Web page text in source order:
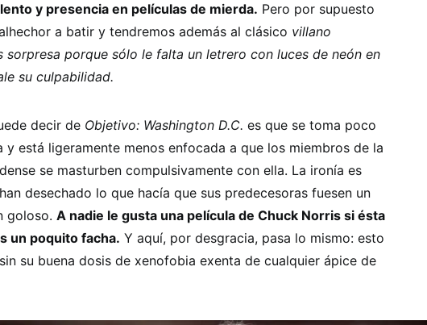
y presencia en películas de mierda. Pero por supuesto
a batir y tendremos además al clásico villano
sorpresa porque sólo le falta un letrero con luces de neón en
su culpabilidad.
decir de Objetivo: Washington D.C. es que se toma poco
y está ligeramente menos enfocada a que los miembros de la
se masturben compulsivamente con ella. La ironía es
desechado lo que hacía que sus predecesoras fuesen un
goloso. A nadie le gusta una película de Chuck Norris si ésta
un poquito facha. Y aquí, por desgracia, pasa lo mismo: esto
su buena dosis de xenofobia exenta de cualquier ápice de